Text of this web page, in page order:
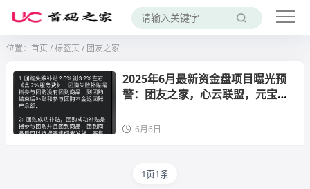
位置： 首页 /标签页 / 团友之家
2025年6月最新资金盘项目曝光预
警：团友之家，心云联盟，元宝
劝退。
6月6日
1页1条